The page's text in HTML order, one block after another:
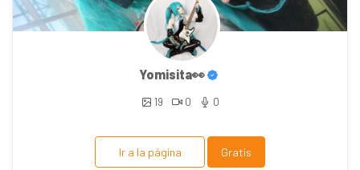
Yomisita👀
19 0 0
Ir a la página Gratis